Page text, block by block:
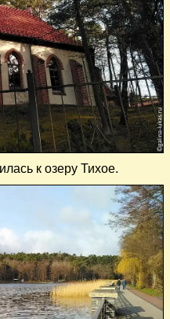
к озеру Тихое.